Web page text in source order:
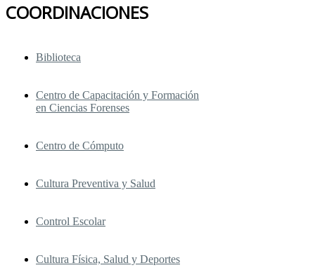
COORDINACIONES
Biblioteca
Centro de Capacitación y Formación
en Ciencias Forenses
Centro de Cómputo
Cultura Preventiva y Salud
Control Escolar
Cultura Física, Salud y Deportes